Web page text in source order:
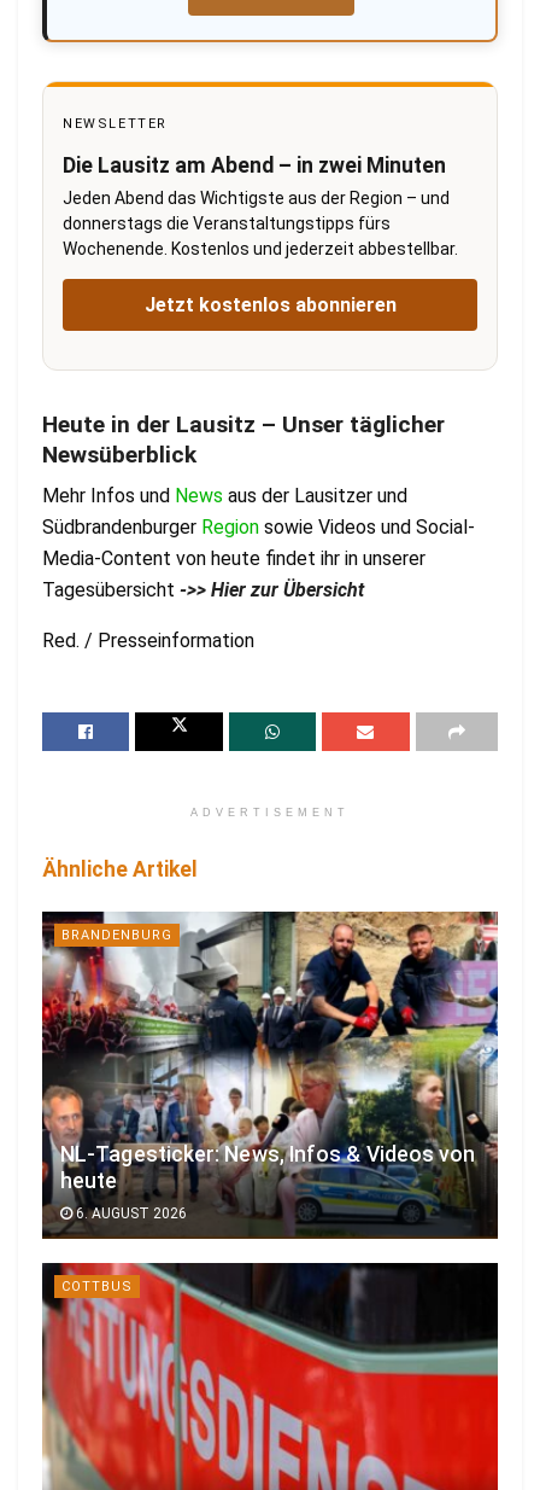
NEWSLETTER
Die Lausitz am Abend – in zwei Minuten
Jeden Abend das Wichtigste aus der Region – und
donnerstags die Veranstaltungstipps fürs
Wochenende. Kostenlos und jederzeit abbestellbar.
Jetzt kostenlos abonnieren
Heute in der Lausitz – Unser täglicher
Newsüberblick
Mehr Infos und News aus der Lausitzer und
Südbrandenburger Region sowie Videos und Social-
Media-Content von heute findet ihr in unserer
Tagesübersicht ->> Hier zur Übersicht
Red. / Presseinformation
ADVERTISEMENT
Ähnliche Artikel
BRANDENBURG
NL-Tagesticker: News, Infos & Videos von
heute
6. AUGUST 2026
COTTBUS